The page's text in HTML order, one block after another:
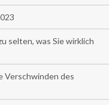
selten, was Sie wirklich
Verschwinden des